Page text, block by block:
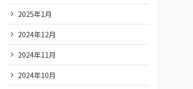
2025年1月
2024年12月
2024年11月
2024年10月